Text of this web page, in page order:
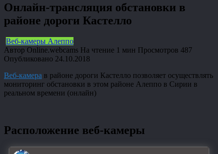
Онлайн-трансляция обстановки в
районе дороги Кастелло
Веб-камеры Алеппо
Автор Online.webcams На чтение 1 мин Просмотров 487
Опубликовано 24.10.2018
Веб-камера в районе дороги Кастелло позволяет осуществлять
мониторинг обстановки в этом районе Алеппо в Сирии в
реальном времени (онлайн)
Расположение веб-камеры